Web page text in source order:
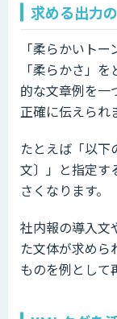
求める出力
「柔らかいト
「柔らかさ」
的な文章例を一
正確に伝えられ
たとえば「以下
文〕」と指定す
さくなります。
社内報の導入文
た文体が求めら
ものを例として